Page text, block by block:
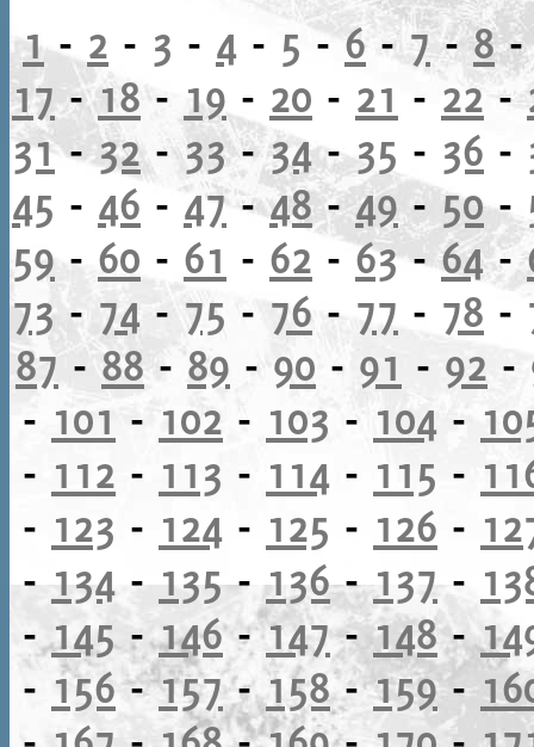
1- 2 - 3 - 4 - 5-6-7-8
17-18- 19 - 20 - 21 - 22 -
31-32-33-34-35 - 36 -
45 - 46 - 47-48-49 -50-
59- 60 - 61 - 62 -63-64-
73-74 - 75 - 76 - 77 - 78 -
87 -88-89 - 90 - 91 - 92 -
- 101 - 102 - 103 - 104 -
- 112 - 113 - 114 - 115 -
- 123 - 124 - 125 - 126 -
-134 - 135-136-137-
-145-146-147-148-
- 156-157-158-159-